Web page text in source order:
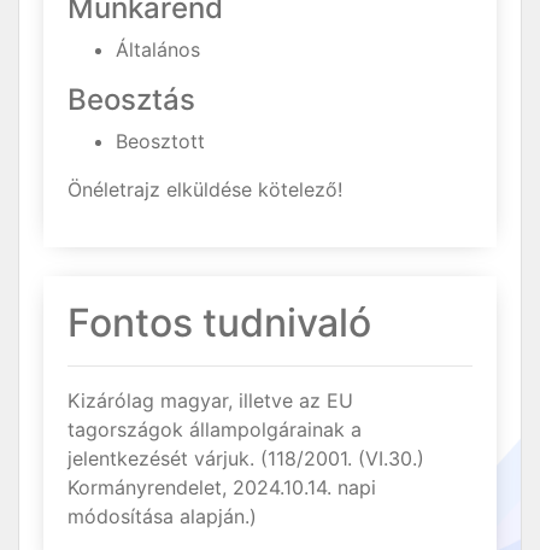
Munkarend
Általános
Beosztás
Beosztott
Önéletrajz elküldése kötelező!
Fontos tudnivaló
Kizárólag magyar, illetve az EU
tagországok állampolgárainak a
jelentkezését várjuk. (118/2001. (VI.30.)
Kormányrendelet, 2024.10.14. napi
módosítása alapján.)